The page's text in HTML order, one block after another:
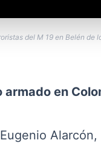
del M 19 en Belén de
en
Alarcón,